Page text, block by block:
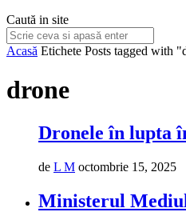
Caută in site
Acasă Etichete Posts tagged with
drone
Dronele în lupta
de L M octombrie 15, 2025
Ministerul